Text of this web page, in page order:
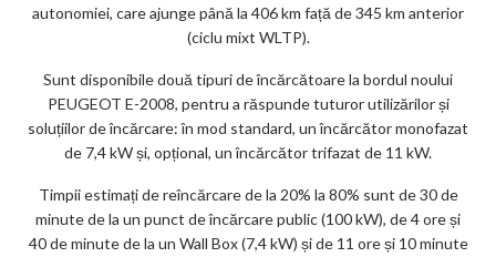
autonomiei, care ajunge până la 406 km față de 345 km anterior
(ciclu mixt WLTP).
Sunt disponibile două tipuri de încărcătoare la bordul noului
PEUGEOT E-2008, pentru a răspunde tuturor utilizărilor și
soluțiilor de încărcare: în mod standard, un încărcător monofazat
de 7,4 kW și, opțional, un încărcător trifazat de 11 kW.
Timpii estimați de reîncărcare de la 20% la 80% sunt de 30 de
minute de la un punct de încărcare public (100 kW), de 4 ore și
40 de minute de la un Wall Box (7,4 kW) și de 11 ore și 10 minute